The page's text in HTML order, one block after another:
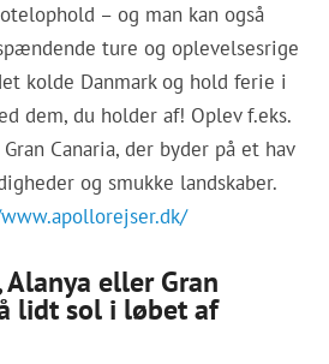
– og man kan også
ture og oplevelsesrige
kolde Danmark og hold ferie i
dem, du holder af! Oplev f.eks.
Canaria, der byder på et hav
og smukke landskaber.
eller Gran
lidt sol i løbet af